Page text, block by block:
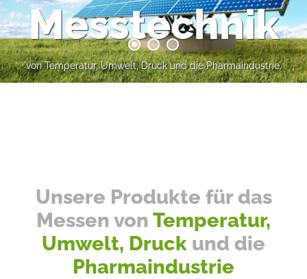
Messtechnik
von Temperatur, Umwelt, Druck und die Pharmaindustrie.
Unsere Produkte für das
Messen von Temperatur,
Umwelt, Druck und die
Pharmaindustrie